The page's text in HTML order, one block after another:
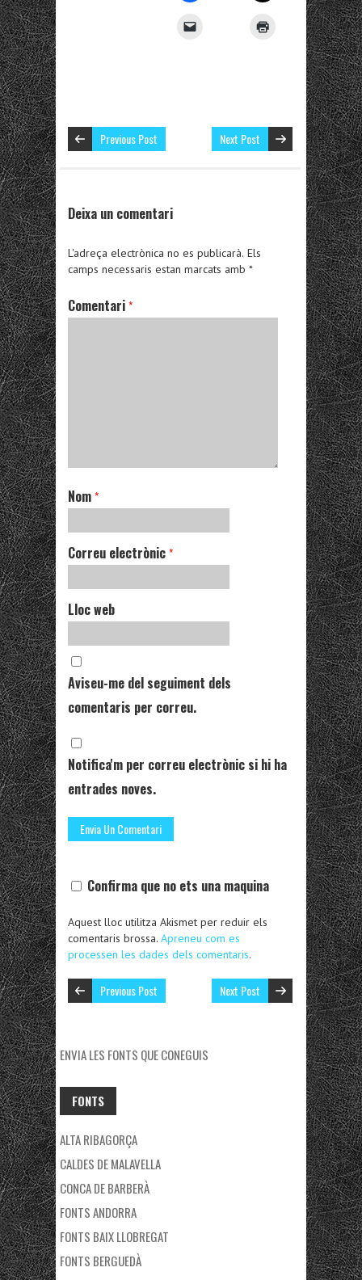
Previous Post Next Post
Deixa un comentari
L'adreça electrònica no es publicarà. Els
camps necessaris estan marcats amb *
Comentari *
Nom *
Correu electrònic *
Lloc web
Aviseu-me del seguiment dels
comentaris per correu.
Notifica'm per correu electrònic si hi ha
entrades noves.
Confirma que no ets una maquina
Aquest lloc utilitza Akismet per reduir els
comentaris brossa. Apreneu com es
processen les dades dels comentaris.
Previous Post Next Post
ENVIA LES FONTS QUE CONEGUIS
FONTS
ALTA RIBAGORÇA
CALDES DE MALAVELLA
CONCA DE BARBERÀ
FONTS ANDORRA
FONTS BAIX LLOBREGAT
FONTS BERGUEDÀ